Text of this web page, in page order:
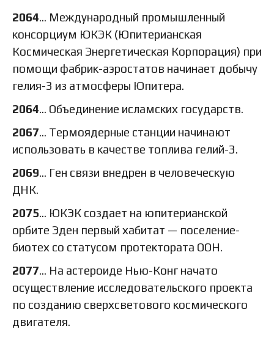
2064… Международный промышленный
консорциум ЮКЭК (Юпитерианская
Космическая Энергетическая Корпорация) при
помощи фабрик-аэростатов начинает добычу
гелия-3 из атмосферы Юпитера.
2064… Объединение исламских государств.
2067… Термоядерные станции начинают
использовать в качестве топлива гелий-3.
2069… Ген связи внедрен в человеческую
ДНК.
2075… ЮКЭК создает на юпитерианской
орбите Эден первый хабитат — поселение-
биотех со статусом протектората ООН.
2077… На астероиде Нью-Конг начато
осуществление исследовательского проекта
по созданию сверхсветового космического
двигателя.